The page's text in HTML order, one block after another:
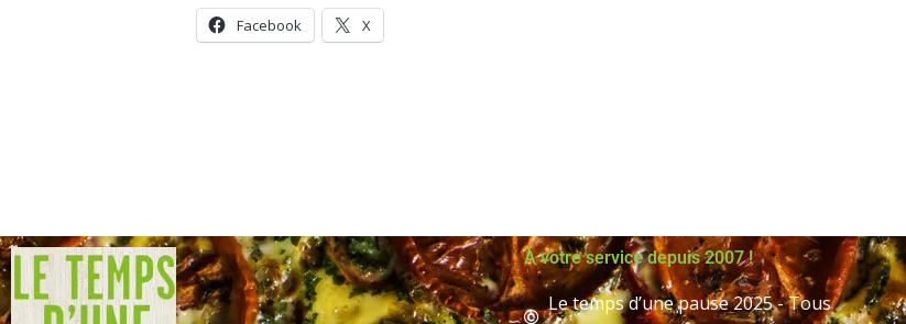
Facebook X
À votre service depuis 2007 !
Le temps d’une pause 2025 - Tous